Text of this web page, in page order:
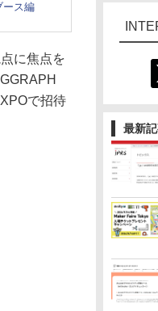
最新
ース編
に焦点を
で招待